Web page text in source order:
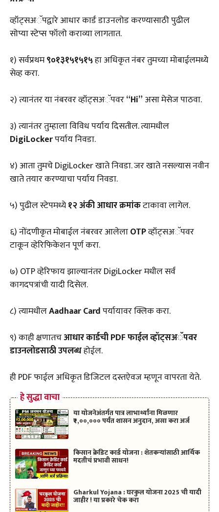
व्हॉट्सअॅपद्वारे आधार कार्ड डाउनलोड करण्यासाठी पुढील
सोप्या स्टेप्स फॉलो कराव्या लागतात.
१) सर्वप्रथम९०१३१५१५१५हा अधिकृत नंबर तुमच्या मोबाईलमध्ये
सेव्ह करा.
२) त्यानंतर या नंबरवर व्हॉट्सअॅपवर“Hi” असा मेसेज पाठवा.
३) त्यानंतर तुम्हाला विविध पर्याय दिसतील. त्यामधील
DigiLockerपर्याय निवडा.
४) आता तुमचे DigiLocker खाते निवडा. जर खाते नसल्यास नवीन
खाते तयार करण्याचा पर्याय निवडा.
५) पुढील स्टेपमध्ये१२ अंकी आधार क्रमांकटाकावा लागेल.
६) नोंदणीकृत मोबाईल नंबरवर आलेलाOTPव्हॉट्सअॅपवर
टाकून व्हेरिफिकेशन पूर्ण करा.
७) OTP व्हेरिफाय झाल्यानंतर DigiLocker मधील सर्व
कागदपत्रांची यादी दिसेल.
८) त्यामधीलAadhaar Cardपर्यायावर क्लिक करा.
९) काही क्षणातचआधार कार्डची PDF फाईल व्हॉट्सअॅपवर
डाउनलोडसाठी उपलब्धहोईल.
ही PDF फाईल अधिकृत डिजिटल दस्तऐवज म्हणून वापरता येते.
हे सुद्धा वाचा
या योजनेअंतर्गत पात्र लाभार्थ्यांना मिळणार
₹२,००,००० पर्यंत शासन अनुदान, असा करा अर्ज
किसान क्रेडिट कार्ड योजना : शेतकऱ्यांसाठी आर्थिक
मदतीचं प्रभावी साधन!
Gharkul Yojana : घरकुल योजना 2025 ची यादी
जाहीर ! या प्रकारे चेक करा